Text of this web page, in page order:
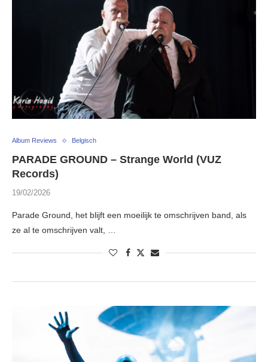
Album Reviews Belgisch
PARADE GROUND – Strange World (VUZ
Records)
19/02/2026
Parade Ground, het blijft een moeilijk te omschrijven band, als
ze al te omschrijven valt, …